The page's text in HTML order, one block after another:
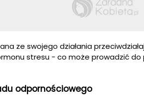
ze swojego działania
stresu - co może prowadzić do
odpornościowego